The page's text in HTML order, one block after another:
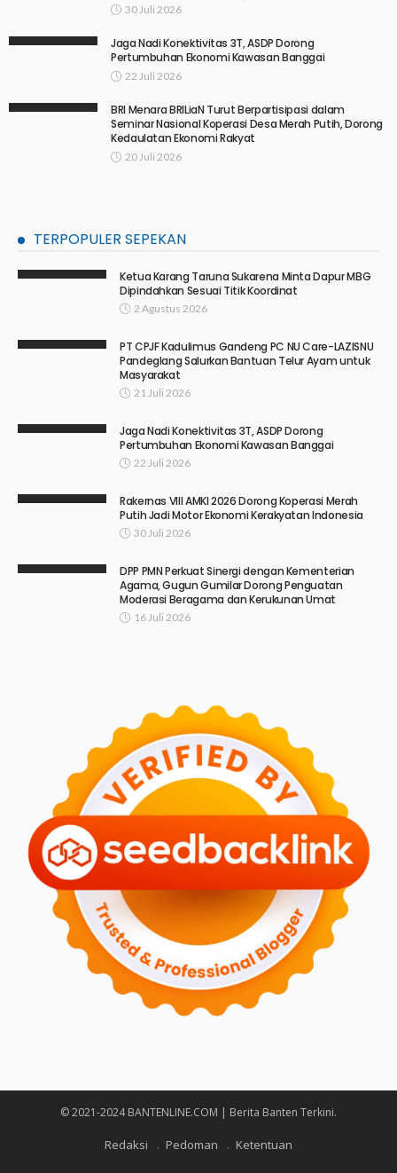
30 Juli 2026
Jaga Nadi Konektivitas 3T, ASDP Dorong
Pertumbuhan Ekonomi Kawasan Banggai
22 Juli 2026
BRI Menara BRILiaN Turut Berpartisipasi dalam
Seminar Nasional Koperasi Desa Merah Putih, Dorong
Kedaulatan Ekonomi Rakyat
20 Juli 2026
TERPOPULER SEPEKAN
Ketua Karang Taruna Sukarena Minta Dapur MBG
Dipindahkan Sesuai Titik Koordinat
2 Agustus 2026
PT CPJF Kadulimus Gandeng PC NU Care-LAZISNU
Pandeglang Salurkan Bantuan Telur Ayam untuk
Masyarakat
21 Juli 2026
Jaga Nadi Konektivitas 3T, ASDP Dorong
Pertumbuhan Ekonomi Kawasan Banggai
22 Juli 2026
Rakernas VIII AMKI 2026 Dorong Koperasi Merah
Putih Jadi Motor Ekonomi Kerakyatan Indonesia
30 Juli 2026
DPP PMN Perkuat Sinergi dengan Kementerian
Agama, Gugun Gumilar Dorong Penguatan
Moderasi Beragama dan Kerukunan Umat
16 Juli 2026
© 2021-2024 BANTENLINE.COM | Berita Banten Terkini.
Redaksi Pedoman Ketentuan